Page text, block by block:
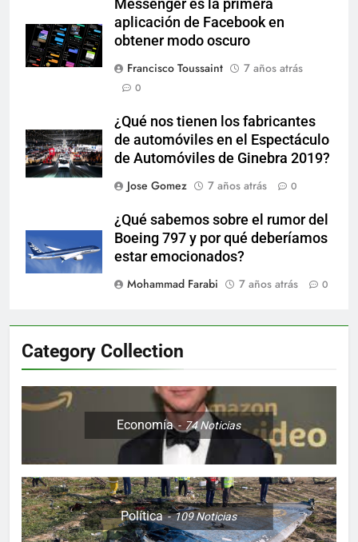
Messenger es la primera
aplicación de Facebook en
obtener modo oscuro
Francisco Toussaint
7 años atrás
0
¿Qué nos tienen los fabricantes
de automóviles en el Espectáculo
de Automóviles de Ginebra 2019?
Jose Gomez
7 años atrás 0
¿Qué sabemos sobre el rumor del
Boeing 797 y por qué deberíamos
estar emocionados?
Mohammad Farabi
7 años atrás 0
Category Collection
Economía 74Noticias
Política 109Noticias